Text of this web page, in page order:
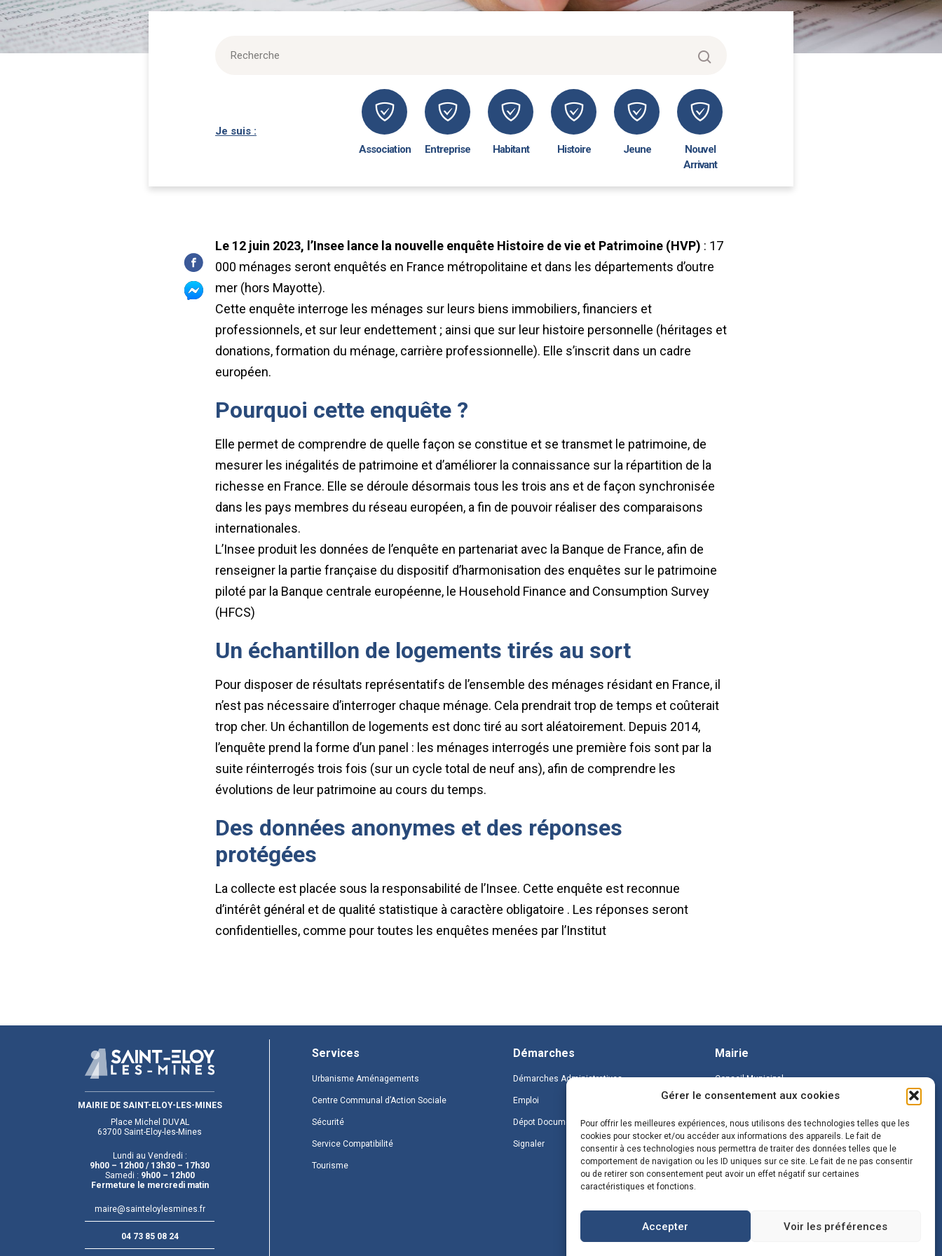
Gérer le consentement aux cookies
Pour offrir les meilleures expériences, nous utilisons des technologies telles que les
cookies pour stocker et/ou accéder aux informations des appareils. Le fait de
consentir à ces technologies nous permettra de traiter des données telles que le
comportement de navigation ou les ID uniques sur ce site. Le fait de ne pas consentir
ou de retirer son consentement peut avoir un effet négatif sur certaines
caractéristiques et fonctions.
Accepter Voir les préférences
Je suis :
Association
Entreprise Habitant Histoire Jeune
Nouvel
Arrivant
Le 12 juin 2023, l’Insee lance la nouvelle enquête Histoire de vie et Patrimoine (HVP) : 17
000 ménages seront enquêtés en France métropolitaine et dans les départements d’outre
mer (hors Mayotte).
Cette enquête interroge les ménages sur leurs biens immobiliers, financiers et
professionnels, et sur leur endettement ; ainsi que sur leur histoire personnelle (héritages et
donations, formation du ménage, carrière professionnelle). Elle s’inscrit dans un cadre
européen.
Pourquoi cette enquête ?
Elle permet de comprendre de quelle façon se constitue et se transmet le patrimoine, de
mesurer les inégalités de patrimoine et d’améliorer la connaissance sur la répartition de la
richesse en France. Elle se déroule désormais tous les trois ans et de façon synchronisée
dans les pays membres du réseau européen, a fin de pouvoir réaliser des comparaisons
internationales.
L’Insee produit les données de l’enquête en partenariat avec la Banque de France, afin de
renseigner la partie française du dispositif d’harmonisation des enquêtes sur le patrimoine
piloté par la Banque centrale européenne, le Household Finance and Consumption Survey
(HFCS)
Un échantillon de logements tirés au sort
Pour disposer de résultats représentatifs de l’ensemble des ménages résidant en France, il
n’est pas nécessaire d’interroger chaque ménage. Cela prendrait trop de temps et coûterait
trop cher. Un échantillon de logements est donc tiré au sort aléatoirement. Depuis 2014,
l’enquête prend la forme d’un panel : les ménages interrogés une première fois sont par la
suite réinterrogés trois fois (sur un cycle total de neuf ans), afin de comprendre les
évolutions de leur patrimoine au cours du temps.
Des données anonymes et des réponses
protégées
La collecte est placée sous la responsabilité de l’Insee. Cette enquête est reconnue
d’intérêt général et de qualité statistique à caractère obligatoire . Les réponses seront
confidentielles, comme pour toutes les enquêtes menées par l’Institut
MAIRIE DE SAINT-ELOY-LES-MINES
Place Michel DUVAL
63700 Saint-Eloy-les-Mines
Lundi au Vendredi :
9h00 – 12h00/ 13h30 – 17h30
Samedi : 9h00 – 12h00
Fermeture le mercredi matin
maire@sainteloylesmines.fr
04 73 85 08 24
Services
Urbanisme Aménagements
Centre Communal d’Action Sociale
Sécurité
Service Compatibilité
Tourisme
Démarches
Démarches Administratives
Emploi
Dépot Document
Signaler
Mairie
Conseil Municipal